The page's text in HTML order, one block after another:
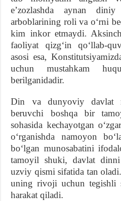
e’zozlashda aynan
arboblarining roli va o‘rni
kim inkor etmaydi.
faoliyat qizg‘in qo‘llab-
asosi esa,
uchun mustahkam
berilganidadir.
Din va dunyoviy davlat
beruvchi boshqa bir
sohasida kechayotgan
o‘rganishda namoyon
bo‘lgan munosabatini
tamoyil shuki, davlat
uzviy qismi sifatida tan
uning rivoji uchun tegishli
harakat qiladi.